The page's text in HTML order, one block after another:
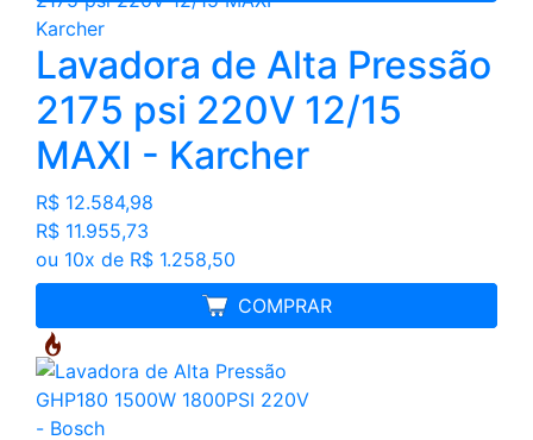
Lavadora de Alta Pressão
2175 psi 220V 12/15
MAXI - Karcher
R$ 12.584,98
R$ 11.955,73
ou 10x de R$ 1.258,50
COMPRAR
MELHOR PREÇO